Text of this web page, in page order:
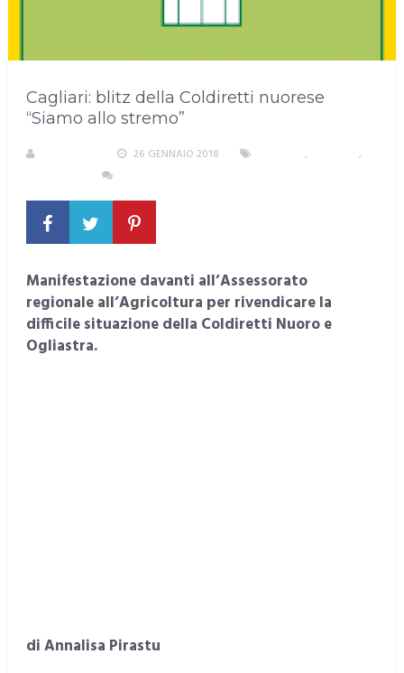
Cagliari: blitz della Coldiretti nuorese
“Siamo allo stremo”
26 GENNAIO 2018 ,
,
Manifestazione davanti all’Assessorato
regionale all’Agricoltura per rivendicare la
difficile situazione della Coldiretti Nuoro e
Ogliastra.
di Annalisa Pirastu